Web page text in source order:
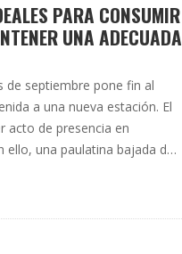
PARA CONSUMIR
UNA ADECUADA
de septiembre pone fin al
a una nueva estación. El
acto de presencia en
ello, una paulatina bajada de
a poco para el …